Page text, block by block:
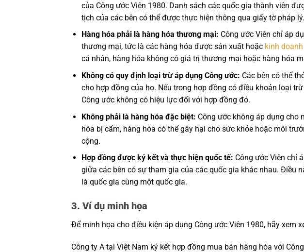
của Công ước Viên 1980. Danh sách các quốc gia thành viên
tịch của các bên có thể được thực hiện thông qua giấy tờ pháp lý.
Hàng hóa phải là hàng hóa thương mại: Công ước Viên chỉ áp
thương mại, tức là các hàng hóa được sản xuất hoặckinh doanh
cá nhân, hàng hóa không có giá trị thương mại hoặc hàng hóa
Không có quy định loại trừ áp dụng Công ước: Các bên có thể
cho hợp đồng của họ. Nếu trong hợp đồng có điều khoản loại
Công ước không có hiệu lực đối với hợp đồng đó.
Không phải là hàng hóa đặc biệt: Công ước không áp dụng cho
hóa bị cấm, hàng hóa có thể gây hại cho sức khỏe hoặc môi
cộng.
Hợp đồng được ký kết và thực hiện quốc tế: Công ước Viên chỉ
giữa các bên có sự tham gia của các quốc gia khác nhau. Điều
là quốc gia cùng một quốc gia.
3. Ví dụ minh họa
Để minh họa cho điều kiện áp dụng Công ước Viên 1980, hãy xem
Công ty A tại Việt Nam ký kết hợp đồng mua bán hàng hóa với